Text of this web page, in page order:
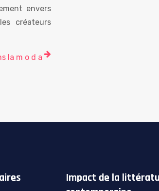
envers
créateurs
la m o d a
Impact de la